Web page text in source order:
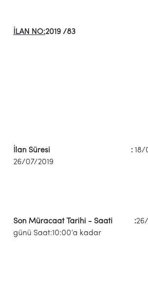
İLAN NO:2019 /83
İlan Süresi : 18/
26/07/2019
Son Müracaat Tarihi - Saati :
günü Saat:10:00’a kadar